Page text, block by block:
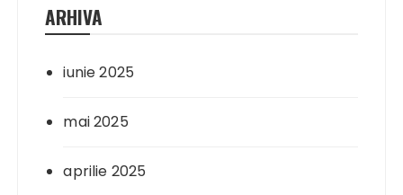
ARHIVA
iunie 2025
mai 2025
aprilie 2025